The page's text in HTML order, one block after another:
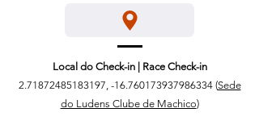
Local do Check-in | Race Check-in
2.71872485183197, -16.760173937986334 (Sede
do Ludens Clube de Machico)